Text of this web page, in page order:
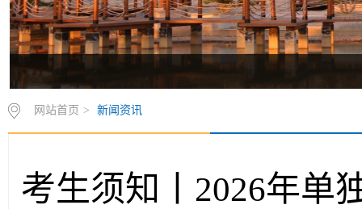
网站首页 > 新闻资讯
考生须知丨2026年单